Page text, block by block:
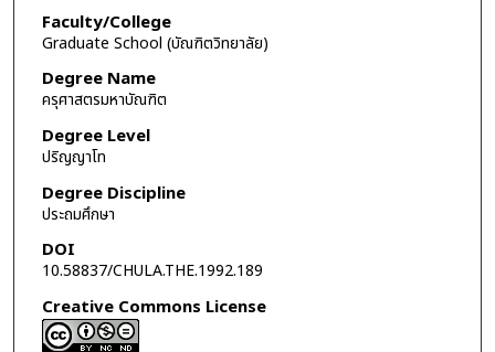
Faculty/College
Graduate School (บัณฑิตวิทยาลัย)
Degree Name
ครุศาสตรมหาบัณฑิต
Degree Level
ปริญญาโท
Degree Discipline
ประถมศึกษา
DOI
10.58837/CHULA.THE.1992.189
Creative Commons License